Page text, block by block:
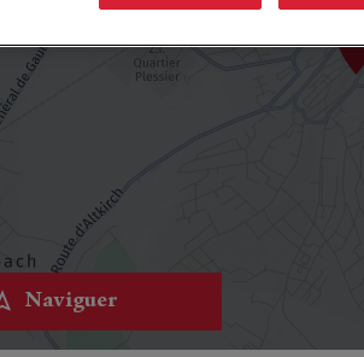
Naviguer